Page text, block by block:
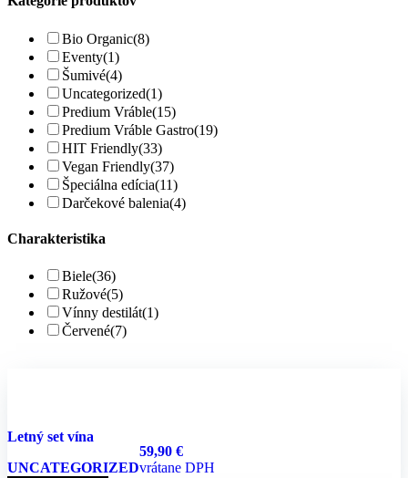
Bio Organic(8)
Eventy(1)
Šumivé(4)
Uncategorized(1)
Predium Vráble(15)
Predium Vráble Gastro(19)
HIT Friendly(33)
Vegan Friendly(37)
Špeciálna edícia(11)
Darčekové balenia(4)
Charakteristika
Biele(36)
Ružové(5)
Vínny destilát(1)
Červené(7)
Letný set vína
UNCATEGORIZED
59,90 €
vrátane DPH